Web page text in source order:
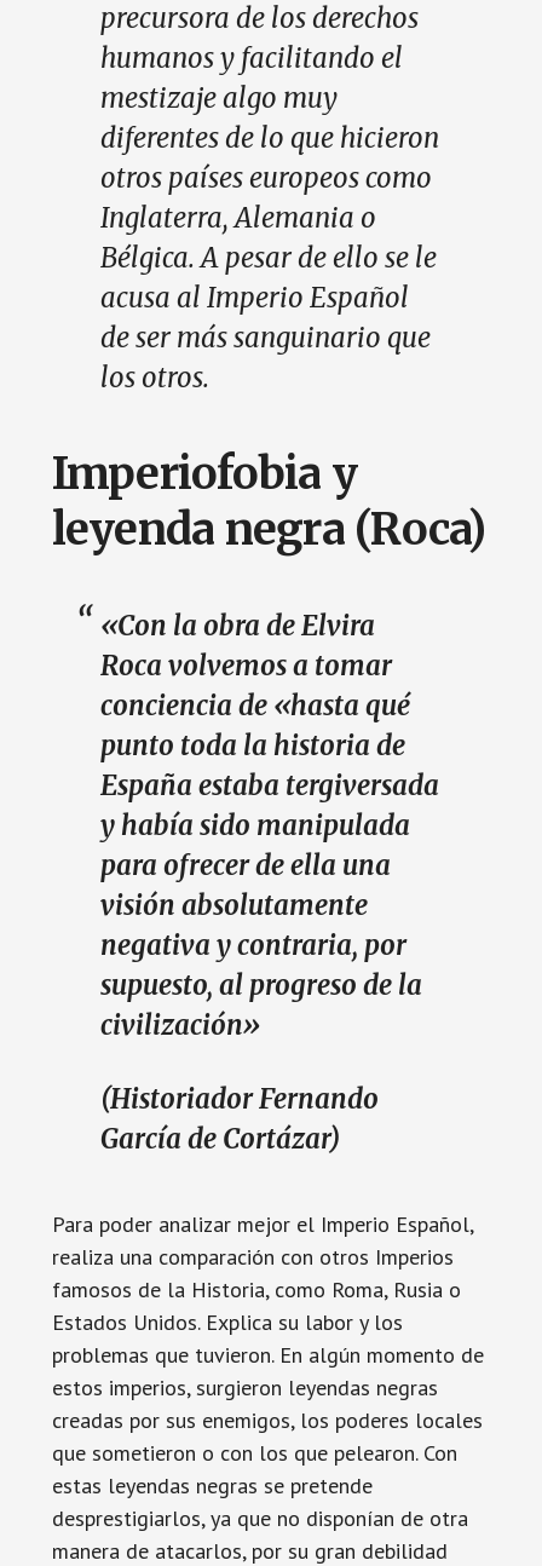
precursora de los derechos
humanos y facilitando el
mestizaje algo muy
diferentes de lo que hicieron
otros países europeos como
Inglaterra, Alemania o
Bélgica. A pesar de ello se le
acusa al Imperio Español
de ser más sanguinario que
los otros.
Imperiofobia y
leyenda negra (Roca)
«Con la obra de Elvira
Roca volvemos a tomar
conciencia de «hasta qué
punto toda la historia de
España estaba tergiversada
y había sido manipulada
para ofrecer de ella una
visión absolutamente
negativa y contraria, por
supuesto, al progreso de la
civilización»
(Historiador Fernando
García de Cortázar)
Para poder analizar mejor el Imperio Español,
realiza una comparación con otros Imperios
famosos de la Historia, como Roma, Rusia o
Estados Unidos. Explica su labor y los
problemas que tuvieron. En algún momento de
estos imperios, surgieron leyendas negras
creadas por sus enemigos, los poderes locales
que sometieron o con los que pelearon. Con
estas leyendas negras se pretende
desprestigiarlos, ya que no disponían de otra
manera de atacarlos, por su gran debilidad